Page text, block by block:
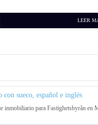
LEER
sueco, español e inglés
inmobiliario para Fastighetsbyrån en